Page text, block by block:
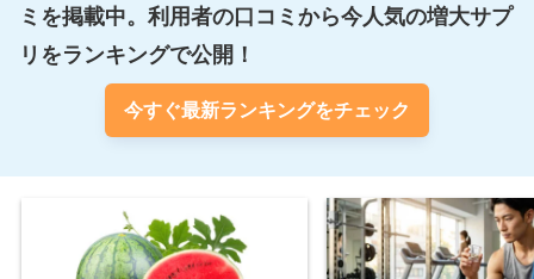
ミを掲載中。利用者の口コミから今人気の増大サプ
リをランキングで公開！
今すぐ最新ランキングをチェック